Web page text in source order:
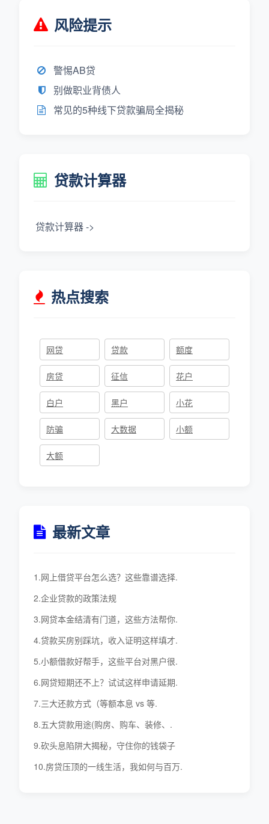
风险提示
警惕AB贷
别做职业背债人
常见的5种线下贷款骗局全揭秘
贷款计算器
贷款计算器 ->
热点搜索
网贷 贷款 额度
房贷 征信 花户
白户 黑户 小花
防骗 大数据 小额
大额
最新文章
1.网上借贷平台怎么选？这些靠谱选择.
2.企业贷款的政策法规
3.网贷本金结清有门道，这些方法帮你.
4.贷款买房别踩坑，收入证明这样填才.
5.小额借款好帮手，这些平台对黑户很.
6.网贷短期还不上？试试这样申请延期.
7.三大还款方式（等额本息 vs 等.
8.五大贷款用途(购房、购车、装修、.
9.砍头息陷阱大揭秘，守住你的钱袋子
10.房贷压顶的一线生活，我如何与百万.